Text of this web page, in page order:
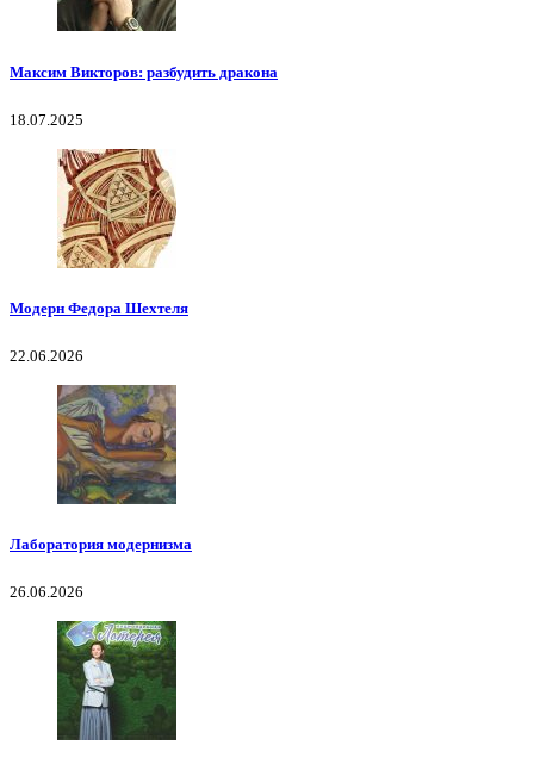
Максим Викторов: разбудить дракона
18.07.2025
Модерн Федора Шехтеля
22.06.2026
Лаборатория модернизма
26.06.2026